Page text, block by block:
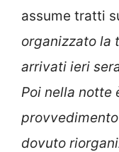
assume tratti
organizzato la
arrivati ieri
Poi nella notte
dovuto